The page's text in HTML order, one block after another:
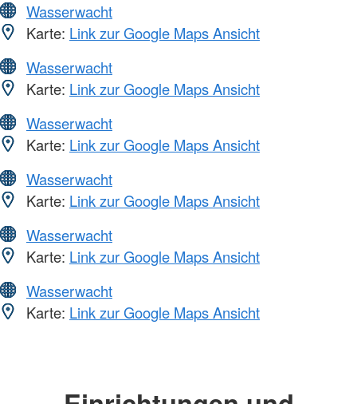
Wasserwacht
Karte: Link zur Google Maps Ansicht
Wasserwacht
Karte: Link zur Google Maps Ansicht
Wasserwacht
Karte: Link zur Google Maps Ansicht
Wasserwacht
Karte: Link zur Google Maps Ansicht
Wasserwacht
Karte: Link zur Google Maps Ansicht
Wasserwacht
Karte: Link zur Google Maps Ansicht